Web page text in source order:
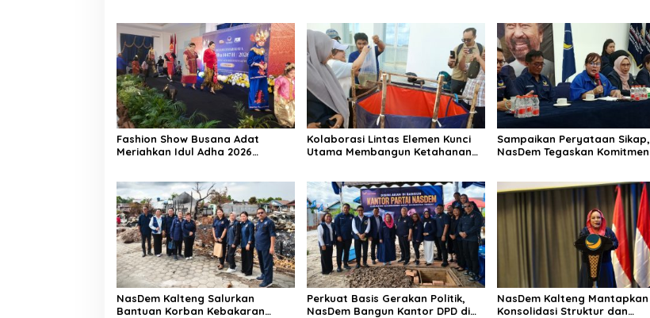
Fashion Show Busana Adat
Meriahkan Idul Adha 2026
Kolaborasi Lintas Elemen Kunci
Utama Membangun Ketahanan
Sampaikan Peryataan Sikap,
NasDem Tegaskan Komitmen
NasDem Kalteng Salurkan
Bantuan Korban Kebakaran
Perkuat Basis Gerakan Politik,
NasDem Bangun Kantor DPD di
NasDem Kalteng Mantapkan
Konsolidasi Struktur dan